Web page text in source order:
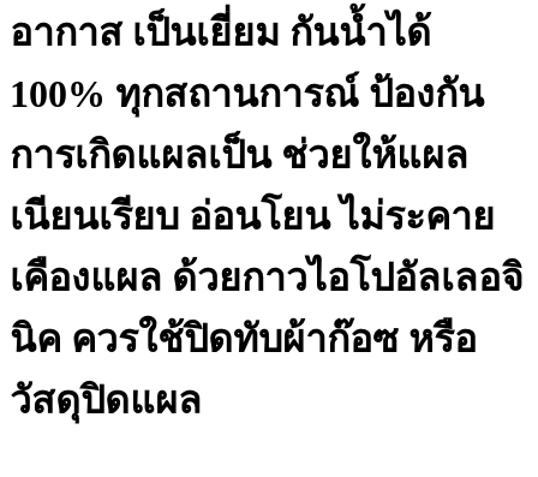
ไซส์
quantity
อากาส เป็นเยี่ยม กันน้ำได้
100% ทุกสถานการณ์ ป้องกัน
การเกิดแผลเป็น ช่วยให้แผล
เนียนเรียบ อ่อนโยน ไม่ระคาย
เคืองแผล ด้วยกาวไอโปอัลเลอจิ
นิค ควรใช้ปิดทับผ้าก๊อซ หรือ
วัสดุปิดแผล